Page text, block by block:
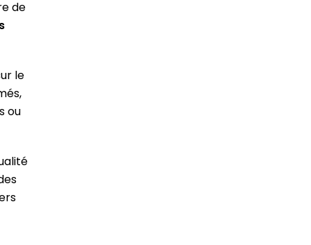
de
le
ou